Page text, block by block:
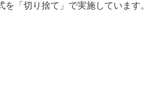
「切り捨て」で実施しています